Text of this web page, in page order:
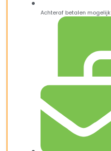
Achteraf betalen mogelijk